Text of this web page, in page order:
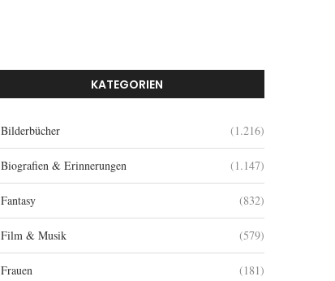
KATEGORIEN
Bilderbücher (1.216)
Biografien & Erinnerungen (1.147)
Fantasy (832)
Film & Musik (579)
Frauen (181)